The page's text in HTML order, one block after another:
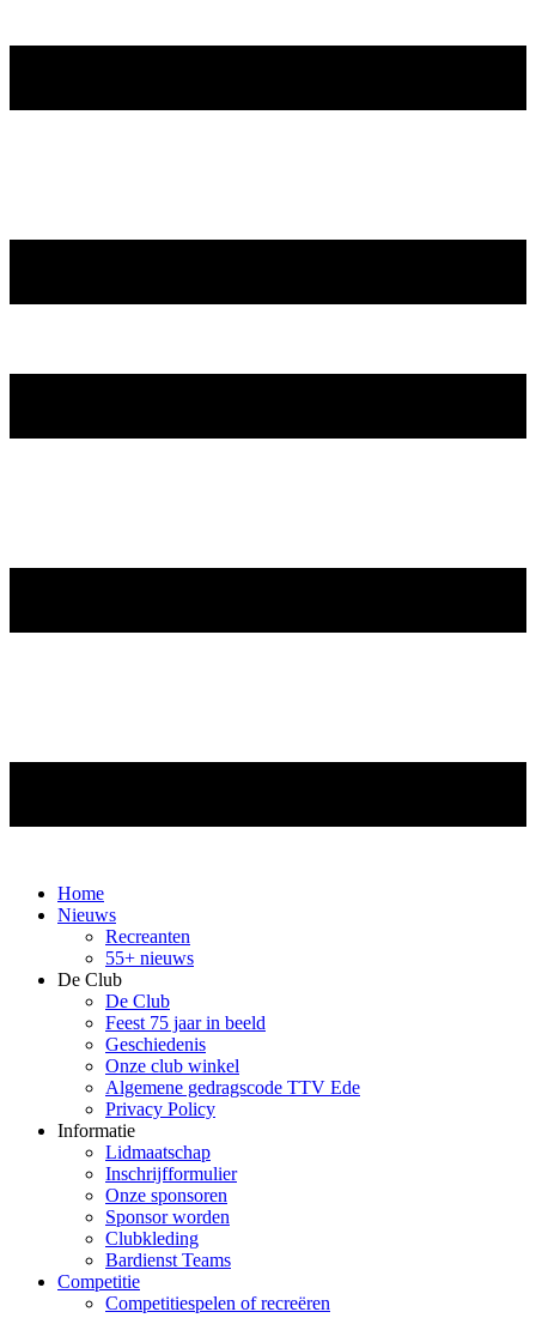
Home
Nieuws
Recreanten
55+ nieuws
De Club
De Club
Feest 75 jaar in beeld
Geschiedenis
Onze club winkel
Algemene gedragscode TTV Ede
Privacy Policy
Informatie
Lidmaatschap
Inschrijfformulier
Onze sponsoren
Sponsor worden
Clubkleding
Bardienst Teams
Competitie
Competitiespelen of recreëren